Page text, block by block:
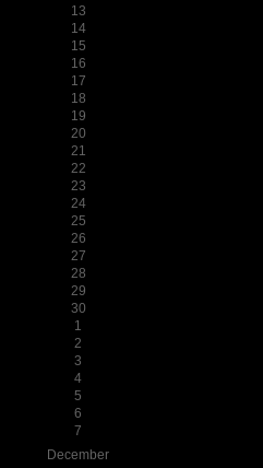
13
14
15
16
17
18
19
20
21
22
23
24
25
26
27
28
29
30
1
2
3
4
5
6
7
December